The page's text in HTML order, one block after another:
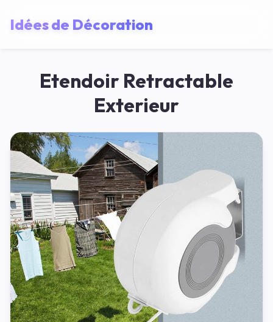
Idées de Décoration
Etendoir Retractable
Exterieur